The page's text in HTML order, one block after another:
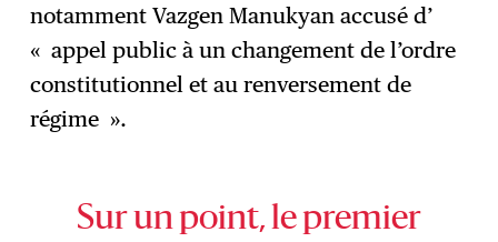
notamment Vazgen Manukyan accusé d’
« appel public à un changement de l’ordre
constitutionnel et au renversement de
régime ».
Sur un point, le premier